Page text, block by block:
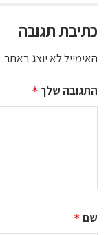
כתיבת תגובה
האימייל לא יוצג באתר.
התגובה שלך *
שם *